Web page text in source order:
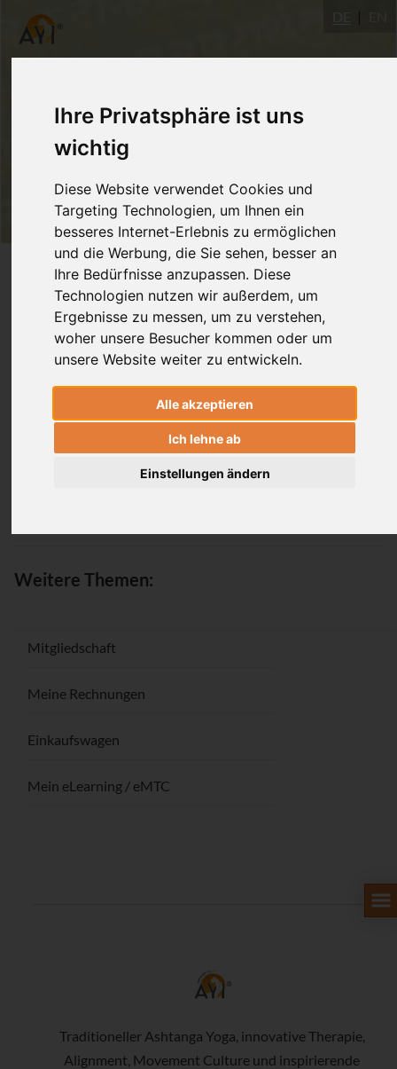
Ihre Privatsphäre ist uns
wichtig
Diese Website verwendet Cookies und
Targeting Technologien, um Ihnen ein
besseres Internet-Erlebnis zu ermöglichen
und die Werbung, die Sie sehen, besser an
Ihre Bedürfnisse anzupassen. Diese
Technologien nutzen wir außerdem, um
Ergebnisse zu messen, um zu verstehen,
woher unsere Besucher kommen oder um
unsere Website weiter zu entwickeln.
Alle akzeptieren
Ich lehne ab
Einstellungen ändern
Login
Passwort vergessen / Registrieren
Weitere Themen:
Mitgliedschaft
Meine Rechnungen
Einkaufswagen
Mein eLearning / eMTC
Traditioneller Ashtanga Yoga, innovative Therapie,
Alignment, Movement Culture und inspirierende